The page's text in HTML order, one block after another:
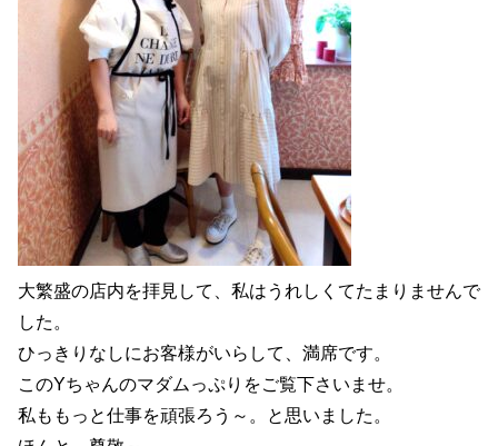
大繁盛の店内を拝見して、私はうれしくてたまりませんで
した。
ひっきりなしにお客様がいらして、満席です。
このYちゃんのマダムっぷりをご覧下さいませ。
私ももっと仕事を頑張ろう～。と思いました。